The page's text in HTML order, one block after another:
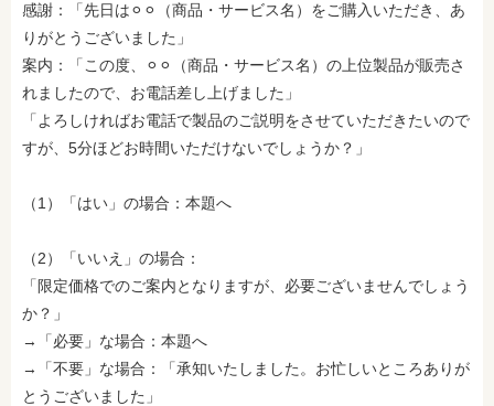
感謝：「先日は⚪︎⚪︎（商品・サービス名）をご購入いただき、あ
りがとうございました」
案内：「この度、⚪︎⚪︎（商品・サービス名）の上位製品が販売さ
れましたので、お電話差し上げました」
「よろしければお電話で製品のご説明をさせていただきたいので
すが、5分ほどお時間いただけないでしょうか？」
（1）「はい」の場合：本題へ
（2）「いいえ」の場合：
「限定価格でのご案内となりますが、必要ございませんでしょう
か？」
→「必要」な場合：本題へ
→「不要」な場合：「承知いたしました。お忙しいところありが
とうございました」